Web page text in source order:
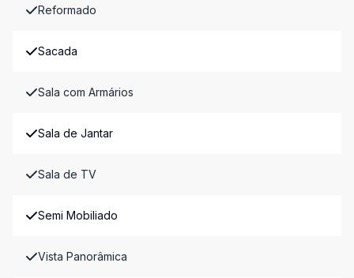
Reformado
Sacada
Sala com Armários
Sala de Jantar
Sala de TV
Semi Mobiliado
Vista Panorâmica